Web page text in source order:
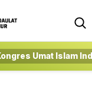
Umat Islam